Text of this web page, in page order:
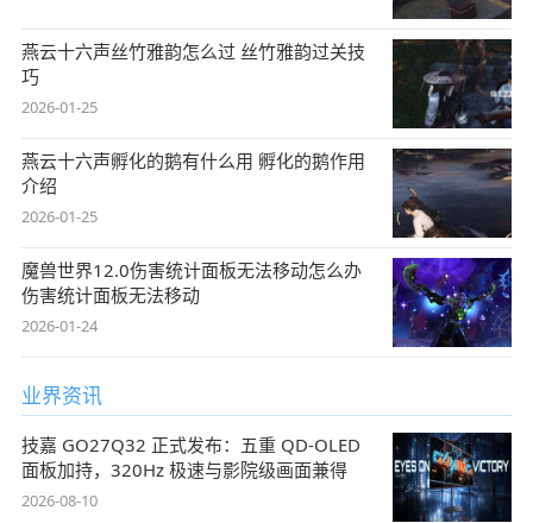
燕云十六声丝竹雅韵怎么过 丝竹雅韵过关技
巧
2026-01-25
燕云十六声孵化的鹅有什么用 孵化的鹅作用
介绍
2026-01-25
魔兽世界12.0伤害统计面板无法移动怎么办
伤害统计面板无法移动
2026-01-24
业界资讯
技嘉 GO27Q32 正式发布：五重 QD-OLED
面板加持，320Hz 极速与影院级画面兼得
2026-08-10